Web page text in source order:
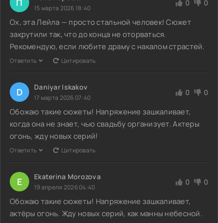
П 15 марта 2026 18:40
0 0
Ох, эта Лейла — просто стальной человек! Сюжет
закрутили так, что до конца не оторваться.
Рекомендую, если любите драму с накалом страстей.
Ответить Цитировать
D Daniyar Iskakov
17 марта 2026 07:40
0 0
Обожаю такие сюжеты! Напряжение зашкаливает,
когда она не знает, чью свадьбу организует. Актеры
огонь, жду новых серий!
Ответить Цитировать
E Ekaterina Morozova
19 апреля 2026 04:40
0 0
Обожаю такие сюжеты! Напряжение зашкаливает,
актёры огонь. Жду новых серий, как манны небесной.